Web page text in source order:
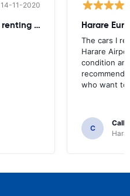
14-11-2020
It was a great experience renting from Europcar Harare
The cars I
Harare
condition
recommend
who want to
C